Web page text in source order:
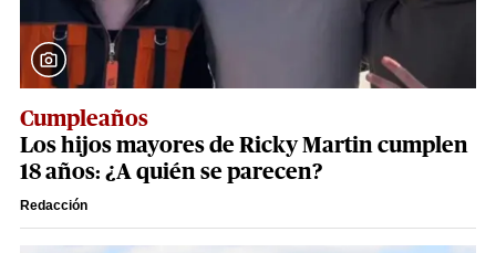
Cumpleaños
Los hijos mayores de Ricky Martin cumplen
18 años: ¿A quién se parecen?
Redacción